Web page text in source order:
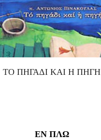
ΤΟ ΠΗΓΑΔΙ ΚΑΙ Η ΠΗΓΗ
ΕΝ ΠΛΩ